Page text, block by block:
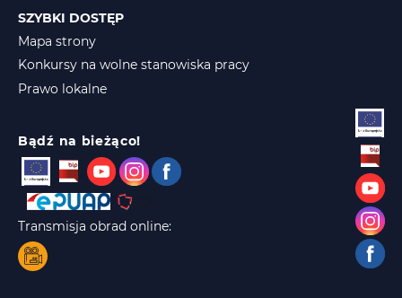
SZYBKI DOSTĘP
Mapa strony
Konkursy na wolne stanowiska pracy
Prawo lokalne
Bądź na bieżąco!
Transmisja obrad online: